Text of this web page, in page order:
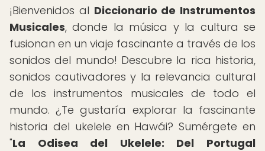
¡Bienvenidos al Diccionario de Instrumentos
Musicales, donde la música y la cultura se
fusionan en un viaje fascinante a través de los
sonidos del mundo! Descubre la rica historia,
sonidos cautivadores y la relevancia cultural
de los instrumentos musicales de todo el
mundo. ¿Te gustaría explorar la fascinante
historia del ukelele en Hawái? Sumérgete en
"La Odisea del Ukelele: Del Portugal